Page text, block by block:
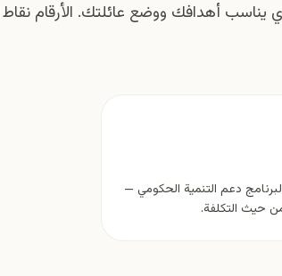
يناسب أهدافك ووضع عائلتك. الأرقام
دعم التنمية الحكومي —
من حيث التكلفة.